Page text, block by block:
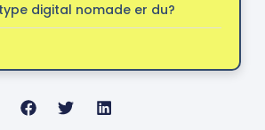
digital nomade er du?